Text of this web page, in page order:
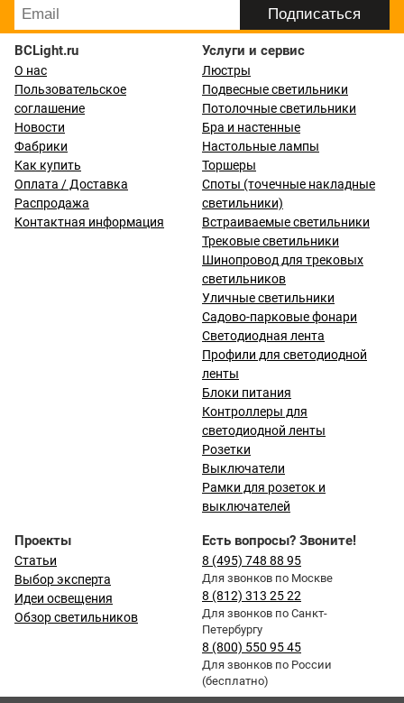
BCLight.ru
О нас
Пользовательское
соглашение
Новости
Фабрики
Как купить
Оплата / Доставка
Распродажа
Контактная информация
Услуги и сервис
Люстры
Подвесные светильники
Потолочные светильники
Бра и настенные
Настольные лампы
Торшеры
Споты (точечные накладные
светильники)
Встраиваемые светильники
Трековые светильники
Шинопровод для трековых
светильников
Уличные светильники
Садово-парковые фонари
Светодиодная лента
Профили для светодиодной
ленты
Блоки питания
Контроллеры для
светодиодной ленты
Розетки
Выключатели
Рамки для розеток и
выключателей
Проекты
Статьи
Выбор эксперта
Идеи освещения
Обзор светильников
Есть вопросы? Звоните!
8 (495) 748 88 95
Для звонков по Москве
8 (812) 313 25 22
Для звонков по Санкт-
Петербургу
8 (800) 550 95 45
Для звонков по России
(бесплатно)